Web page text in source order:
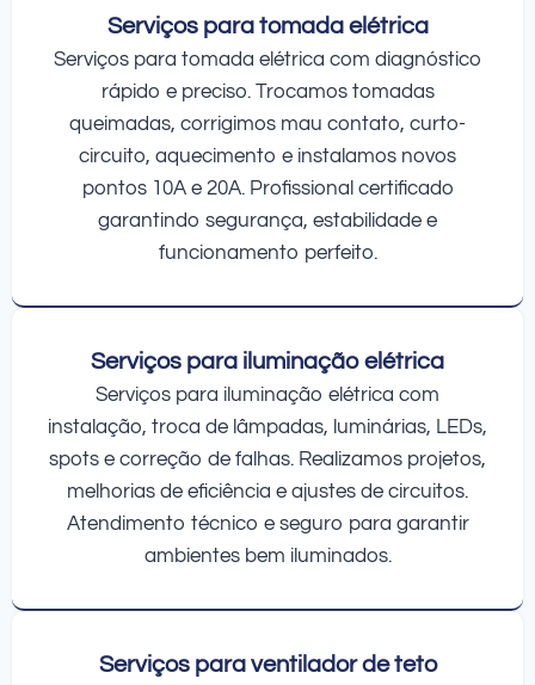
Serviços para tomada elétrica
Serviços para tomada elétrica com diagnóstico
rápido e preciso. Trocamos tomadas
queimadas, corrigimos mau contato, curto-
circuito, aquecimento e instalamos novos
pontos 10A e 20A. Profissional certificado
garantindo segurança, estabilidade e
funcionamento perfeito.
Serviços para iluminação elétrica
Serviços para iluminação elétrica com
instalação, troca de lâmpadas, luminárias, LEDs,
spots e correção de falhas. Realizamos projetos,
melhorias de eficiência e ajustes de circuitos.
Atendimento técnico e seguro para garantir
ambientes bem iluminados.
Serviços para ventilador de teto